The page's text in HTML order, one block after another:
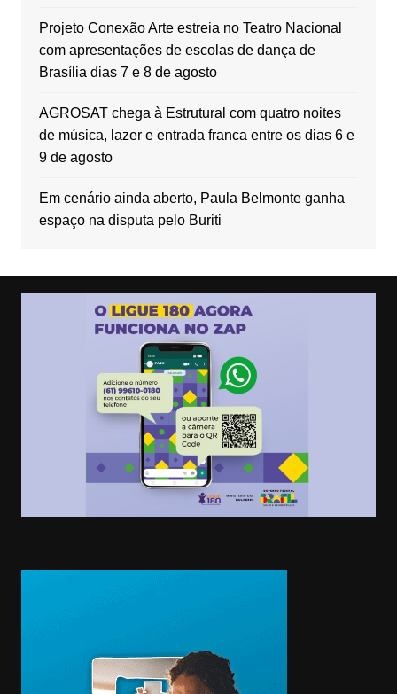
Projeto Conexão Arte estreia no Teatro Nacional
com apresentações de escolas de dança de
Brasília dias 7 e 8 de agosto
AGROSAT chega à Estrutural com quatro noites
de música, lazer e entrada franca entre os dias 6 e
9 de agosto
Em cenário ainda aberto, Paula Belmonte ganha
espaço na disputa pelo Buriti